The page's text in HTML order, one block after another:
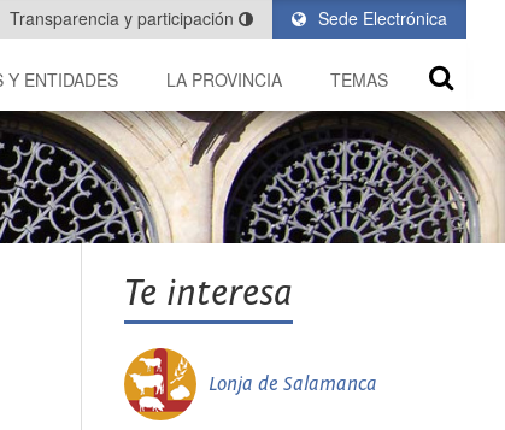
Sede Electrónica
Transparencia y participación
Y ENTIDADES LA PROVINCIA TEMAS
Te interesa
Lonja de Salamanca